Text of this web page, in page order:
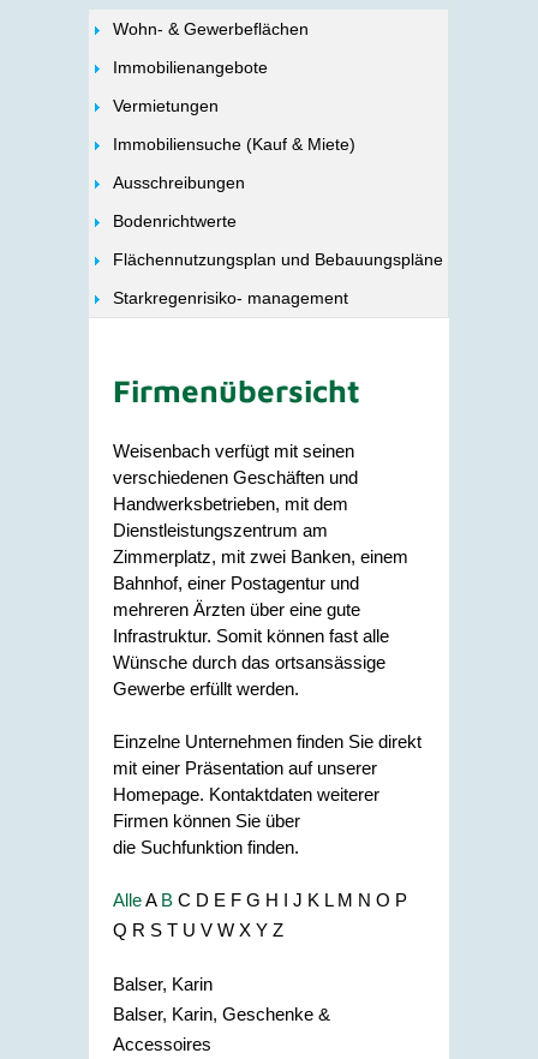
Wohn- & Gewerbeflächen
Immobilienangebote
Vermietungen
Immobiliensuche (Kauf & Miete)
Ausschreibungen
Bodenrichtwerte
Flächennutzungsplan und Bebauungspläne
Starkregenrisiko- management
Firmenübersicht
Weisenbach verfügt mit seinen
verschiedenen Geschäften und
Handwerksbetrieben, mit dem
Dienstleistungszentrum am
Zimmerplatz, mit zwei Banken, einem
Bahnhof, einer Postagentur und
mehreren Ärzten über eine gute
Infrastruktur. Somit können fast alle
Wünsche durch das ortsansässige
Gewerbe erfüllt werden.
Einzelne Unternehmen finden Sie direkt
mit einer Präsentation auf unserer
Homepage. Kontaktdaten weiterer
Firmen können Sie über
die Suchfunktion finden.
AlleA B C D E F G H I J K L M N O P
Q R S T U V W X Y Z
Balser, Karin
Balser, Karin, Geschenke &
Accessoires